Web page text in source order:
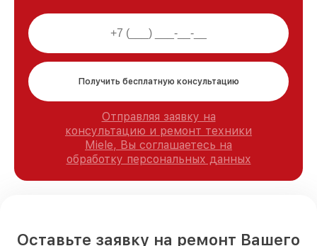
Получить бесплатную консультацию
Отправляя заявку на
консультацию и ремонт техники
Miele, Вы соглашаетесь на
обработку персональных данных
Оставьте заявку на ремонт Вашего